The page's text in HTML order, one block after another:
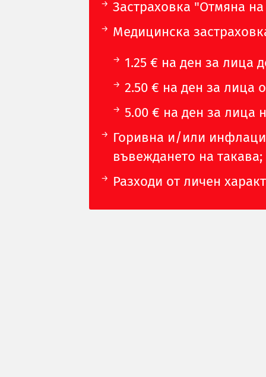
Застраховка "Oтмяна
Медицинска
1.25 € на ден за лица
2.50 € на ден за лица
5.00 € на ден за лица
Горивна и/или
въвеждането на такава;
Разходи от личен